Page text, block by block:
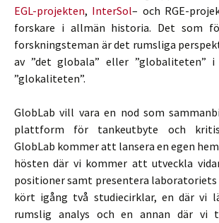
EGL-projekten, InterSol– och RGE-
forskare i allmän historia. Det som
forskningsteman är det rumsliga
av ”det globala” eller ”globaliteten”
”glokaliteten”.
GlobLab vill vara en nod som
plattform för tankeutbyte och
GlobLab kommer att lansera en egen
hösten där vi kommer att utveckla
positioner samt presentera
kört igång två studiecirklar, en där vi
rumslig analys och en annan där